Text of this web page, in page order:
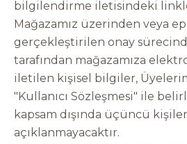
bilgilendirme iletisindeki
Mağazamız üzerinden veya
gerçekleştirilen onay
tarafından mağazamıza
iletilen kişisel bilgiler,
"Kullanıcı Sözleşmesi" ile
kapsam dışında üçüncü
açıklanmayacaktır.